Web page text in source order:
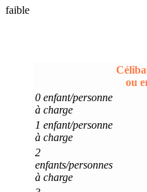
faible
ou
0 enfant/personne
à charge
1 enfant/personne
à charge
2
enfants/personnes
à charge